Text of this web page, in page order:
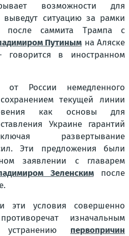
возможности для
выведут ситуацию за рамки
после саммита Трампа с
Путиным на Аляске
в иностранном
России немедленного
текущей линии
как основы для
Украине гарантий
развертывание
Эти предложения были
заявлении с главарем
Зеленскимпосле
эти условия совершенно
изначальным
первопричин